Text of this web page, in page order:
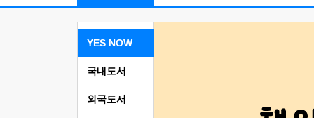
YES NOW
국내도서
외국도서